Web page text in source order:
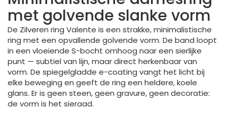
met golvende slanke vorm
De Zilveren ring Valente is een strakke, minimalistische
ring met een opvallende golvende vorm. De band loopt
in een vloeiende S-bocht omhoog naar een sierlijke
punt — subtiel van lijn, maar direct herkenbaar van
vorm. De spiegelgladde e-coating vangt het licht bij
elke beweging en geeft de ring een heldere, koele
glans. Er is geen steen, geen gravure, geen decoratie:
de vorm is het sieraad.